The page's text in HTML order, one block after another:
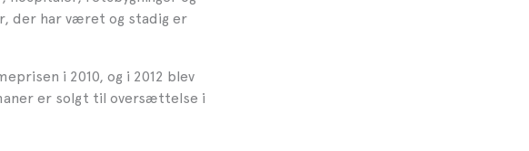
der har været og stadig er
i 2010, og i 2012 blev
er solgt til oversættelse i